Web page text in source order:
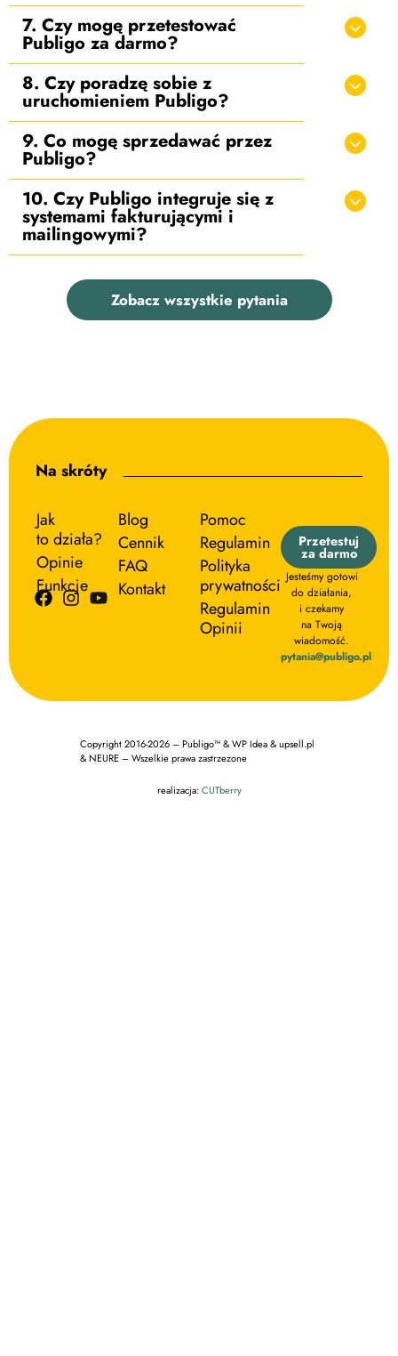
7. Czy mogę przetestować
Publigo za darmo?
8. Czy poradzę sobie z
uruchomieniem Publigo?
9. Co mogę sprzedawać przez
Publigo?
10. Czy Publigo integruje się z
systemami fakturującymi i
mailingowymi?
Zobacz wszystkie pytania
Na skróty
Jak
to działa?
Opinie
Funkcje
Blog
Cennik
FAQ
Kontakt
Pomoc
Regulamin
Polityka
prywatności
Regulamin
Opinii
Przetestuj
za darmo
Jesteśmy gotowi
do działania,
i czekamy
na Twoją
wiadomość.
pytania@publigo.pl
Copyright 2016-2026 – Publigo™ & WP Idea & upsell.pl
& NEURE – Wszelkie prawa zastrzezone
realizacja:CUTberry